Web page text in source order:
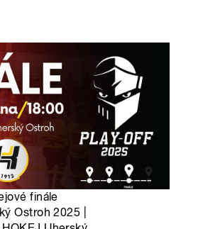
finále
Ostroh 2025 |